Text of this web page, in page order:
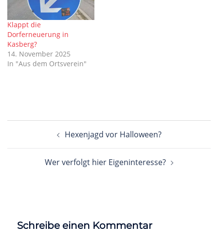
Klappt die
Dorferneuerung in
Kasberg?
14. November 2025
In "Aus dem Ortsverein"
Hexenjagd vor Halloween?
Wer verfolgt hier Eigeninteresse?
Schreibe einen Kommentar